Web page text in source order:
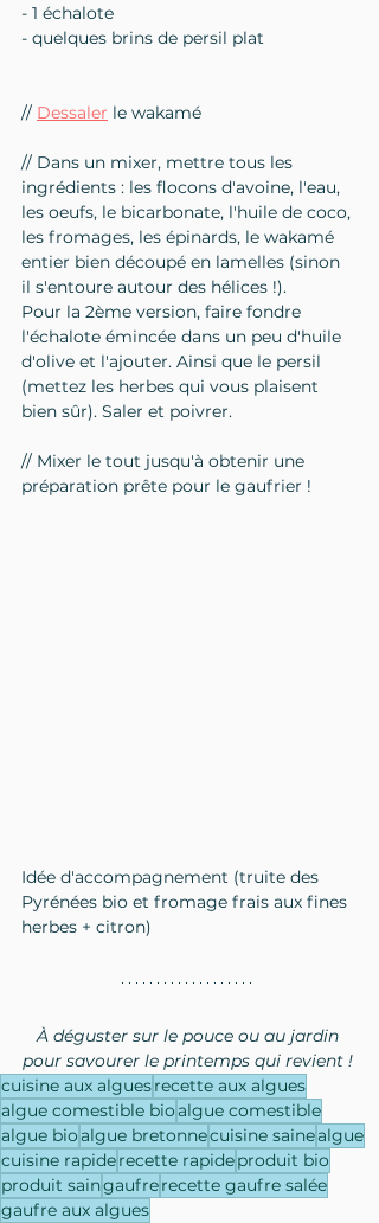
- 1 échalote
- quelques brins de persil plat
// Dessaler le wakamé
// Dans un mixer, mettre tous les
ingrédients : les flocons d'avoine, l'eau,
les oeufs, le bicarbonate, l'huile de coco,
les fromages, les épinards, le wakamé
entier bien découpé en lamelles (sinon
il s'entoure autour des hélices !).
Pour la 2ème version, faire fondre
l'échalote émincée dans un peu d'huile
d'olive et l'ajouter. Ainsi que le persil
(mettez les herbes qui vous plaisent
bien sûr). Saler et poivrer.
// Mixer le tout jusqu'à obtenir une
préparation prête pour le gaufrier !
Idée d'accompagnement (truite des
Pyrénées bio et fromage frais aux fines
herbes + citron)
À déguster sur le pouce ou au jardin
pour savourer le printemps qui revient !
cuisine aux alguesrecette aux algues
algue comestible bioalgue comestible
algue bioalgue bretonnecuisine sainealgue
cuisine rapiderecette rapideproduit bio
produit saingaufrerecette gaufre salée
gaufre aux algues